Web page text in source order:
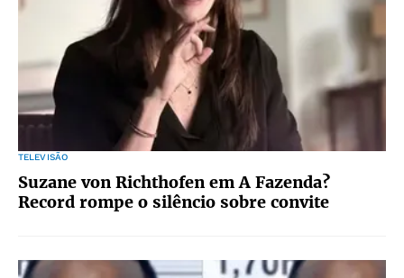
TELEVISÃO
Suzane von Richthofen em A Fazenda?
Record rompe o silêncio sobre convite